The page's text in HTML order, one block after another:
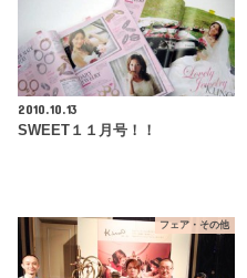
2010.10.13
SWEET１１月号！！
フェア・その他